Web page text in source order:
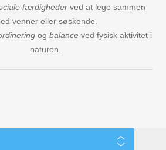
færdigheder ved at lege sammen
venner eller søskende.
og balanceved fysisk aktivitet i
naturen.